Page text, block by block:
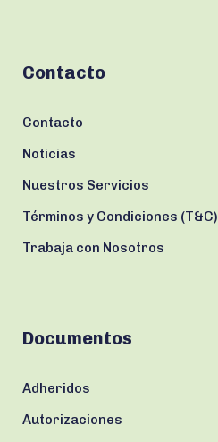
Contacto
Contacto
Noticias
Nuestros Servicios
Términos y Condiciones (T&C)
Trabaja con Nosotros
Documentos
Adheridos
Autorizaciones